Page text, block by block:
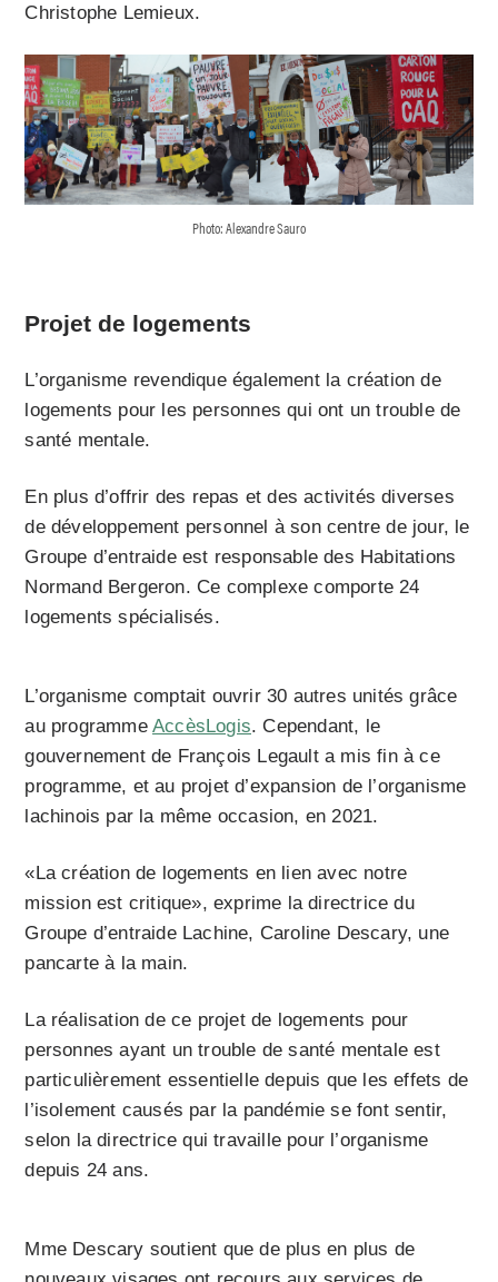
Christophe Lemieux.
Photo: Alexandre Sauro
Projet de logements
L’organisme revendique également la création de
logements pour les personnes qui ont un trouble de
santé mentale.
En plus d’offrir des repas et des activités diverses
de développement personnel à son centre de jour, le
Groupe d’entraide est responsable des Habitations
Normand Bergeron. Ce complexe comporte 24
logements spécialisés.
L’organisme comptait ouvrir 30 autres unités grâce
au programmeAccèsLogis. Cependant, le
gouvernement de François Legault a mis fin à ce
programme, et au projet d’expansion de l’organisme
lachinois par la même occasion, en 2021.
«La création de logements en lien avec notre
mission est critique», exprime la directrice du
Groupe d’entraide Lachine, Caroline Descary, une
pancarte à la main.
La réalisation de ce projet de logements pour
personnes ayant un trouble de santé mentale est
particulièrement essentielle depuis que les effets de
l’isolement causés par la pandémie se font sentir,
selon la directrice qui travaille pour l’organisme
depuis 24 ans.
Mme Descary soutient que de plus en plus de